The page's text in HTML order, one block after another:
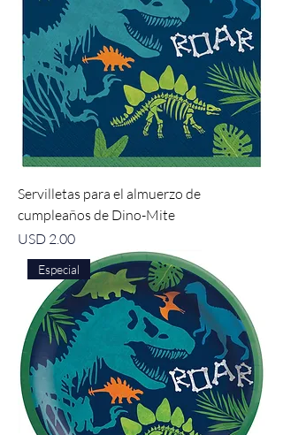
Servilletas para el almuerzo de
cumpleaños de Dino-Mite
Precio
USD 2.00
Especial